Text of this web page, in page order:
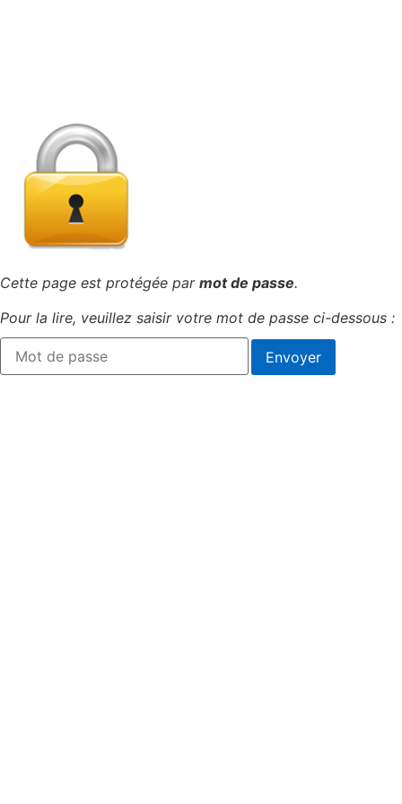
Cette page est protégée par mot de passe.
Pour la lire, veuillez saisir votre mot de passe ci-dessous :